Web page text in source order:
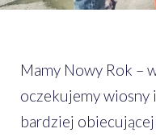
Mamy Nowy Rok –
oczekujemy wiosny
bardziej